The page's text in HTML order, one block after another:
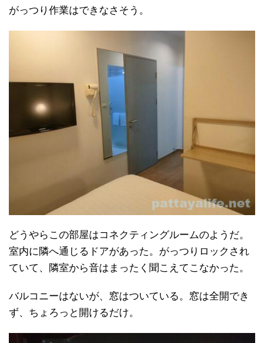
がっつり作業はできなさそう。
どうやらこの部屋はコネクティングルームのようだ。
室内に隣へ通じるドアがあった。がっつりロックされ
ていて、隣室から音はまったく聞こえてこなかった。
バルコニーはないが、窓はついている。窓は全開でき
ず、ちょろっと開けるだけ。